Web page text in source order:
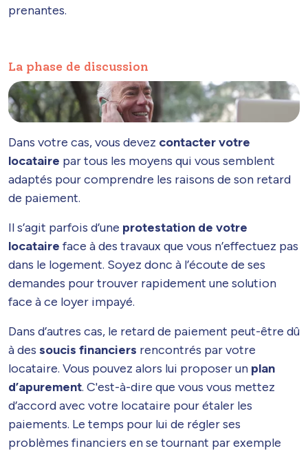
prenantes.
La phase de discussion
Dans votre cas, vous devez contacter votre
locataire par tous les moyens qui vous semblent
adaptés pour comprendre les raisons de son retard
de paiement.
Il s’agit parfois d’une protestation de votre
locataire face à des travaux que vous n’effectuez pas
dans le logement. Soyez donc à l’écoute de ses
demandes pour trouver rapidement une solution
face à ce loyer impayé.
Dans d’autres cas, le retard de paiement peut-être dû
à des soucis financiers rencontrés par votre
locataire. Vous pouvez alors lui proposer un plan
d’apurement. C'est-à-dire que vous vous mettez
d’accord avec votre locataire pour étaler les
paiements. Le temps pour lui de régler ses
problèmes financiers en se tournant par exemple